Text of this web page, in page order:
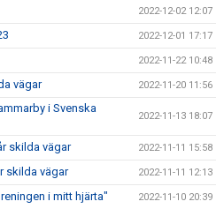
2022-12-02 12:07
2022-12-01 17:17
2022-11-22 10:48
vägar 2022-11-20 11:56
i Svenska
2022-11-13 18:07
skilda vägar 2022-11-11 15:58
skilda vägar 2022-11-11 12:13
i mitt hjärta" 2022-11-10 20:39